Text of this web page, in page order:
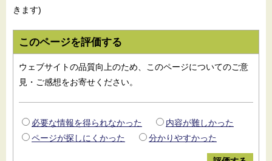
きます)
このページを評価する
ウェブサイトの品質向上のため、このページについてのご意
見・ご感想をお寄せください。
必要な情報を得られなかった
内容が難しかった
ページが探しにくかった
分かりやすかった